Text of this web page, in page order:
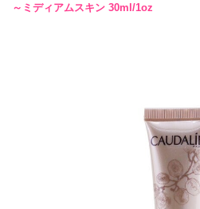
～ミディアムスキン 30ml/1oz